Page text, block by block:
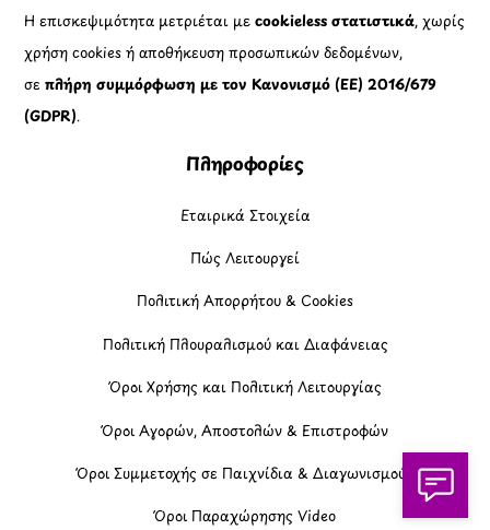
Η επισκεψιμότητα μετριέται μεcookieless στατιστικά, χωρίς
χρήση cookies ή αποθήκευση προσωπικών δεδομένων,
σεπλήρη συμμόρφωση με τον Κανονισμό (ΕΕ) 2016/679
(GDPR).
Πληροφορίες
Εταιρικά Στοιχεία
Πώς Λειτουργεί
Πολιτική Απορρήτου & Cookies
Πολιτική Πλουραλισμού και Διαφάνειας
Όροι Χρήσης και Πολιτική Λειτουργίας
Όροι Αγορών, Αποστολών & Επιστροφών
Όροι Συμμετοχής σε Παιχνίδια & Διαγωνισμούς
Όροι Παραχώρησης Video